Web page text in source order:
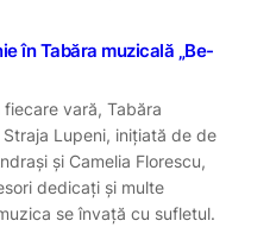
în Tabăra muzicală „Be-
vară, Tabăra
Straja Lupeni, inițiată de de
și Camelia Florescu,
dedicați și multe
se învață cu sufletul.